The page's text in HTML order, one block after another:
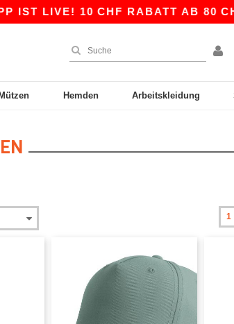
10 CHF RABATT AB 80 CHF
Hemden Arbeitskleidung
1